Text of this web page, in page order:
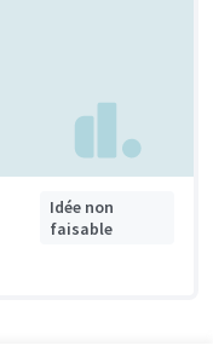
Idée non
faisable